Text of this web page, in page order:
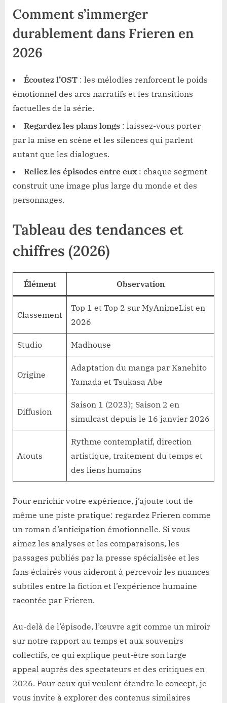
Comment s’immerger
durablement dans Frieren en
2026
Écoutez l’OST : les mélodies renforcent le poids
émotionnel des arcs narratifs et les transitions
factuelles de la série.
Regardez les plans longs : laissez-vous porter
par la mise en scène et les silences qui parlent
autant que les dialogues.
Reliez les épisodes entre eux : chaque segment
construit une image plus large du monde et des
personnages.
Tableau des tendances et
chiffres (2026)
Élément Observation
Classement
Top 1 et Top 2 sur MyAnimeList en
2026
Studio Madhouse
Origine
Adaptation du manga par Kanehito
Yamada et Tsukasa Abe
Diffusion
Saison 1 (2023); Saison 2 en
simulcast depuis le 16 janvier 2026
Atouts
Rythme contemplatif, direction
artistique, traitement du temps et
des liens humains
Pour enrichir votre expérience, j’ajoute tout de
même une piste pratique: regardez Frieren comme
un roman d’anticipation émotionnelle. Si vous
aimez les analyses et les comparaisons, les
passages publiés par la presse spécialisée et les
fans éclairés vous aideront à percevoir les nuances
subtiles entre la fiction et l’expérience humaine
racontée par Frieren.
Au-delà de l’épisode, l’œuvre agit comme un miroir
sur notre rapport au temps et aux souvenirs
collectifs, ce qui explique peut-être son large
appeal auprès des spectateurs et des critiques en
2026. Pour ceux qui veulent étendre le concept, je
vous invite à explorer des contenus similaires